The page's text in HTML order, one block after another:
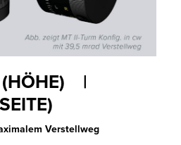
(HÖHE) |
Verstellweg